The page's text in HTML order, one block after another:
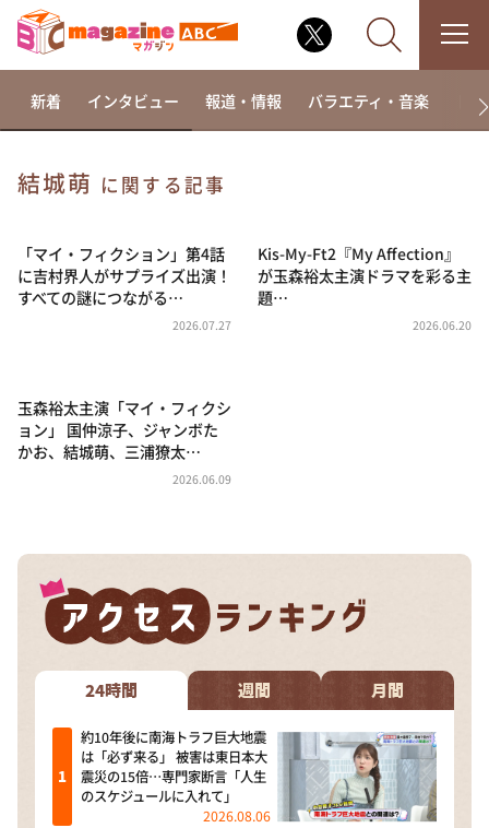
相席食堂
これ余談なんですけど・・・
～人生密着トークバラエティ！～ やすとものいたっ
news おかえり
河合＆A.B.C-Z塚田×福井アナ「なんでやねん！？」
（news おかえり）
教えて！ニュースライブ 正義のミカタ
ＬＩＦＥ～夢のカタチ～
新婚さんいらっしゃい！
ポツンと一軒家
ザキ山小屋本館
ぺこぱのまるスポ
新着 インタビュー 報道・情報 バラエティ・音楽 ド
結城萌 に関する記事
「マイ・フィクション」第4話
に吉村界人がサプライズ出演！
すべての謎につながる…
2026.07.27
Kis-My-Ft2『My Affection』
が玉森裕太主演ドラマを彩る主
題…
2026.06.20
玉森裕太主演「マイ・フィクシ
ョン」 国仲涼子、ジャンボた
かお、結城萌、三浦獠太…
2026.06.09
24時間 週間 月間
約10年後に南海トラフ巨大地震
は「必ず来る」 被害は東日本大
震災の15倍…専門家断言「人生
のスケジュールに入れて」
2026.08.06